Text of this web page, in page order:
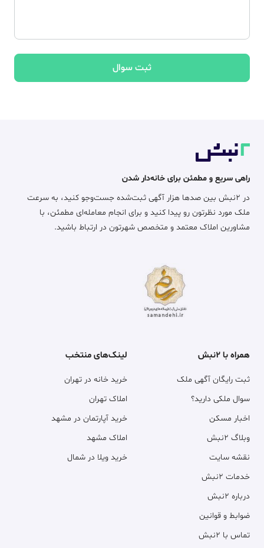
ثبت سوال
راهی سریع و مطمئن برای خانه‌دار شدن
در ۲نبش بین صدها هزار آگهی ثبت‌شده جست‌وجو کنید، به سرعت
ملک مورد نظرتون رو پیدا کنید و برای انجام معامله‌ای مطمئن، با
مشاورین املاک معتمد و متخصص شهرتون در ارتباط باشید.
همراه با ۲نبش
ثبت رایگان آگهی ملک
سوال ملکی دارید؟
اخبار مسکن
وبلاگ ۲نبش
نقشه سایت
خدمات ۲نبش
درباره ۲نبش
ضوابط و قوانین
تماس با ۲نبش
لینک‌های منتخب
خرید خانه در تهران
املاک تهران
خرید آپارتمان در مشهد
املاک مشهد
خرید ویلا در شمال